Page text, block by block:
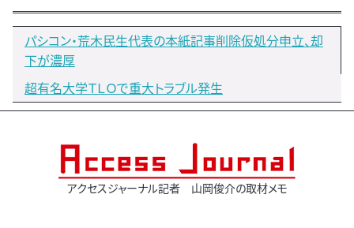
パシコン・荒木民生代表の本紙記事削除仮処分申立、却
下が濃厚
超有名大学ＴＬＯで重大トラブル発生
アクセスジャーナル記者 山岡俊介の取材メモ